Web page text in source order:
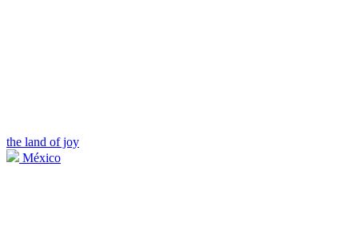
the land of joy
México